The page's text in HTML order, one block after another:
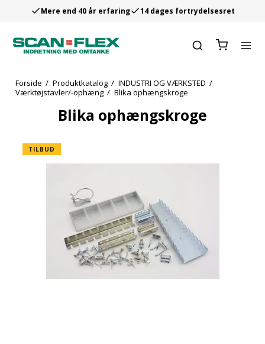
Mere end 40 år erfaring 14 dages fortrydelsesret
Forside / Produktkatalog / INDUSTRI OG VÆRKSTED /
Værktøjstavler/-ophæng / Blika ophængskroge
Blika ophængskroge
TILBUD